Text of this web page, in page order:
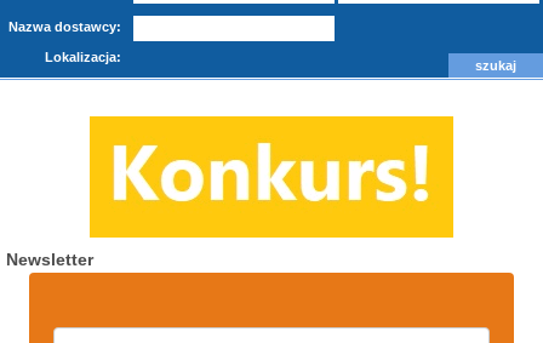
Nazwa dostawcy:
Lokalizacja:
Newsletter